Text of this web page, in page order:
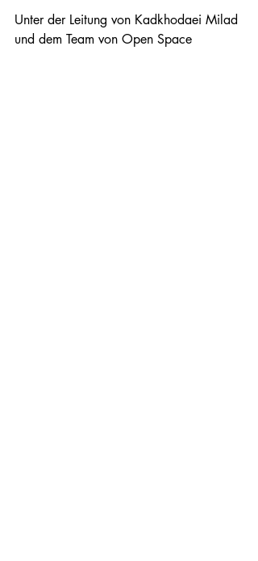
Unter der Leitung von Kadkhodaei Milad
und dem Team von Open Space